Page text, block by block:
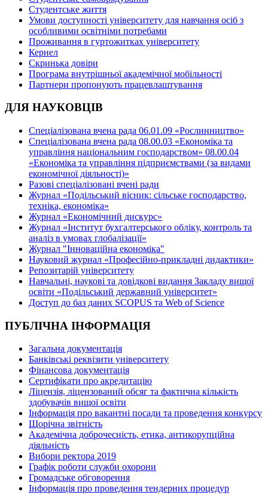
Студентське життя
Умови доступності університету для навчання осіб з
особливими освітніми потребами
Проживання в гуртожитках університету
Кернел
Скринька довіри
Програма внутрішньої академічної мобільності
Партнери пропонують працевлаштування
ДЛЯ НАУКОВЦІВ
Спеціалізована вчена рада 06.01.09 «Рослинництво»
Спеціалізована вчена рада 08.00.03 «Економіка та
управління національним господарством» 08.00.04
«Економіка та управління підприємствами (за видами
економічної діяльності)»
Разові спеціалізовані вчені ради
Журнал «Подільський вісник: сільське господарство,
техніка, економіка»
Журнал «Економічний дискурс»
Журнал «Інститут бухгалтерського обліку, контроль та
аналіз в умовах глобалізації»
Журнал "Інноваційна економіка"
Науковий журнал «Професійно-прикладні дидактики»
Репозитарій університету
Навчальні, наукові та довідкові видання Закладу вищої
освіти «Подільський державний університет»
Доступ до баз даних SCOPUS та Web of Science
ПУБЛІЧНА ІНФОРМАЦІЯ
Загальна документація
Банківські реквізити університету
Фінансова документація
Сертифікати про акредитацію
Ліцензія, ліцензований обсяг та фактична кількість
здобувачів вищої освіти
Інформація про вакантні посади та проведення конкурсу
Щорічна звітність
Академічна доброчесність, етика, антикорупційна
діяльність
Вибори ректора 2019
Графік роботи служби охорони
Громадське обговорення
Інформація про проведення тендерних процедур